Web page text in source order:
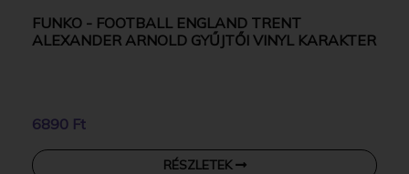
FUNKO - FOOTBALL ENGLAND TRENT
ALEXANDER ARNOLD GYŰJTŐI VINYL KARAKTER
6890 Ft
RÉSZLETEK